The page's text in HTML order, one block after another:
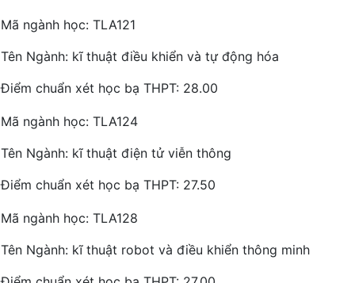
Mã ngành học: TLA121
Tên Ngành: kĩ thuật điều khiển và tự động hóa
Điểm chuẩn xét học bạ THPT: 28.00
Mã ngành học: TLA124
Tên Ngành: kĩ thuật điện tử viễn thông
Điểm chuẩn xét học bạ THPT: 27.50
Mã ngành học: TLA128
Tên Ngành: kĩ thuật robot và điều khiển thông minh